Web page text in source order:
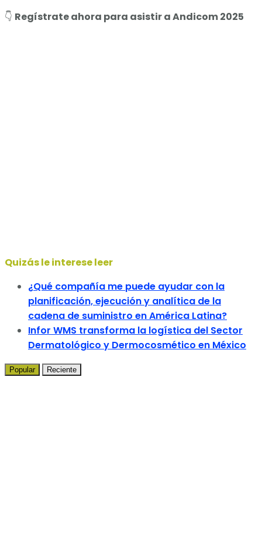
👇 Regístrate ahora para asistir a Andicom 2025
Quizás le interese leer
¿Qué compañía me puede ayudar con la
planificación, ejecución y analítica de la
cadena de suministro en América Latina?
Infor WMS transforma la logística del Sector
Dermatológico y Dermocosmético en México
Popular Reciente